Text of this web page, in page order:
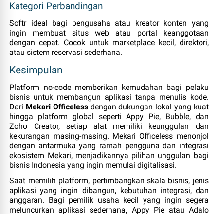
Kategori Perbandingan
Softr ideal bagi pengusaha atau kreator konten yang
ingin membuat situs web atau portal keanggotaan
dengan cepat. Cocok untuk marketplace kecil, direktori,
atau sistem reservasi sederhana.
Kesimpulan
Platform no‑code memberikan kemudahan bagi pelaku
bisnis untuk membangun aplikasi tanpa menulis kode.
Dari Mekari Officelessdengan dukungan lokal yang kuat
hingga platform global seperti Appy Pie, Bubble, dan
Zoho Creator, setiap alat memiliki keunggulan dan
kekurangan masing‑masing. Mekari Officeless menonjol
dengan antarmuka yang ramah pengguna dan integrasi
ekosistem Mekari, menjadikannya pilihan unggulan bagi
bisnis Indonesia yang ingin memulai digitalisasi.
Saat memilih platform, pertimbangkan skala bisnis, jenis
aplikasi yang ingin dibangun, kebutuhan integrasi, dan
anggaran. Bagi pemilik usaha kecil yang ingin segera
meluncurkan aplikasi sederhana, Appy Pie atau Adalo